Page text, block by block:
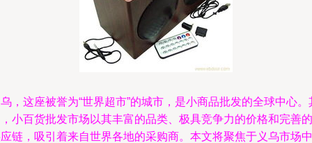
，这座被誉为“世界超市”的城市，是小商品批发的全球中心。
小百货批发市场以其丰富的品类、极具竞争力的价格和完善的
链，吸引着来自世界各地的采购商。本文将聚焦于义乌市场中